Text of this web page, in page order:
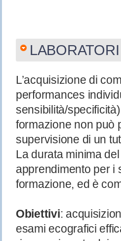
L’acquisizione di
performances
sensibilità/
formazione non può
supervisione di un
La durata minima
apprendimento per i
formazione, ed è
Obiettivi:
esami ecografici